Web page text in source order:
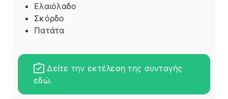
Ελαιόλαδο
Σκόρδο
Πατάτα
Δείτε την εκτέλεση της συνταγής
εδώ.